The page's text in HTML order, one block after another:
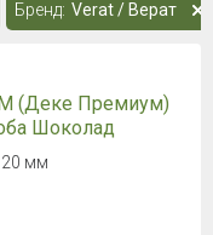
Бренд: Verat / Верат
(Деке Премиум)
Шоколад
мм